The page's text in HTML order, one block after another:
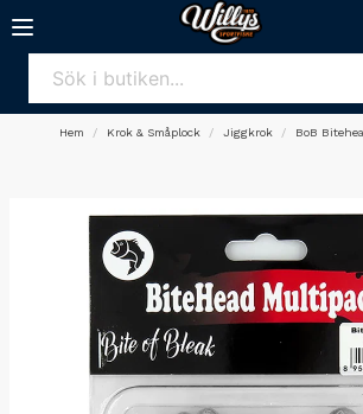
Hem Krok & Småplock Jiggkrok BoB